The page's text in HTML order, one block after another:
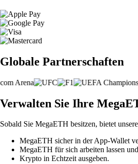
Globale Partnerschaften
Verwalten Sie Ihre
Sobald Sie MegaETH besitzen, bietet
MegaETH sicher in der App-Wallet
MegaETH für sich arbeiten lassen
Krypto in Echtzeit ausgeben.